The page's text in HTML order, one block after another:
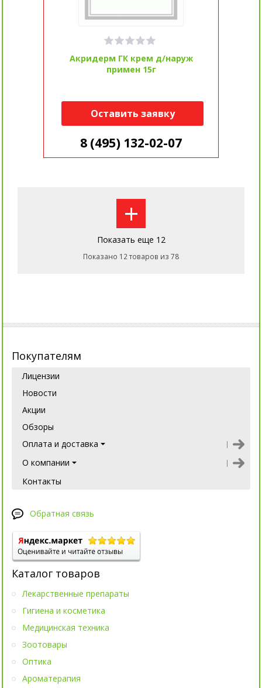
Акридерм ГК крем д/наруж
примен 15г
Оставить заявку
8 (495) 132-02-07
+
Показать еще 12
Показано 12 товаров из 78
Покупателям
Лицензии
Новости
Акции
Обзоры
Оплата и доставка
О компании
Контакты
Обратная связь
Каталог товаров
Лекарственные препараты
Гигиена и косметика
Медицинская техника
Зоотовары
Оптика
Ароматерапия